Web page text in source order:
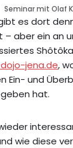
Seminar mit Olaf
es dort
– aber ein an
jena.de,
Ein- und
hat.
wie diese